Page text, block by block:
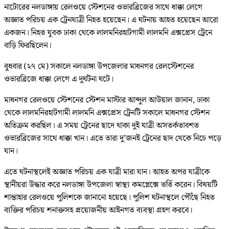
নাটোরের নলডাঙ্গায় রেলওয়ে স্টেশনের ওভারব্রিজের সাথে ধাক্কা লেগে
অজ্ঞাত পরিচয় এক ট্রেনযাত্রী নিহত হয়েছেন। এ ঘটনায় আহত হয়েছেন আরো
একজন। নিহত যুবক ঢাকা থেকে লালমনিরহাটগামী লালমনি এক্সপ্রেস ট্রেনে
বাড়ি ফিরছিলেন।
বুধবার (২৭ মে) সকালে নলডাঙ্গা উপজেলার মাধনগর রেলস্টেশনের
ওভারব্রিজে ধাক্কা লেগে এ দুর্ঘটনা ঘটে।
মাধনগর রেলওয়ে স্টেশনের স্টেশন মাস্টার আব্দুল আউয়াল জানান, ঢাকা
থেকে লালমনিরহাটগামী লালমনি এক্সপ্রেস ট্রেনটি সকালে মাধনগর স্টেশন
অতিক্রম করছিল। এ সময় ট্রেনের ছাদে থাকা দুই যাত্রী অসতর্কতাবশত
ওভারব্রিজের সাথে ধাক্কা খান। এতে তারা দু’জনই ট্রেনের ছাদ থেকে নিচে পড়ে
যান।
এতে ঘটনাস্থলেই অজ্ঞাত পরিচয় এক যাত্রী মারা যান। আহত অপর যাত্রীকে
স্থানীয়রা উদ্ধার করে নলডাঙ্গা উপজেলা স্বাস্থ্য কমপ্লেক্সে ভর্তি করেন। বিষয়টি
শান্তাহার রেলওয়ে পুলিশকে জানানো হয়েছে। পুলিশ ঘটনাস্থলে পৌঁছে নিহত
ব্যক্তির পরিচয় শনাক্তসহ প্রয়োজনীয় আইনগত ব্যবস্থা গ্রহণ করবে।